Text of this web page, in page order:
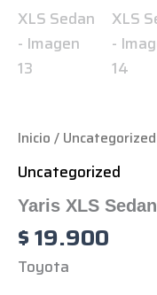
Inicio / Uncategorized
Uncategorized
Yaris XLS Sedan
$19.900
Toyota